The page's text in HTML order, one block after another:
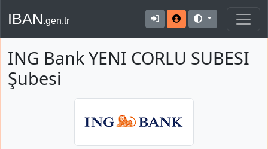
IBAN.gen.tr
ING Bank YENI CORLU SUBESI
Şubesi